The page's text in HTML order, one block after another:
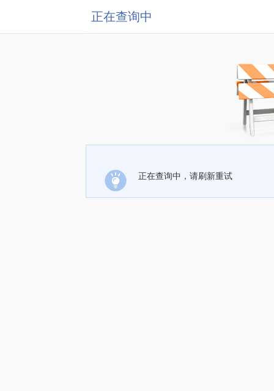
正在查询中
正在查询中，请刷新重试